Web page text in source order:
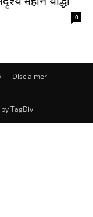
0
Disclaimer
TagDiv